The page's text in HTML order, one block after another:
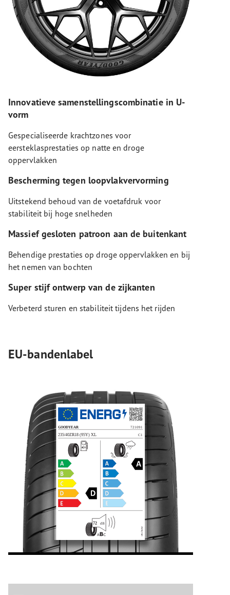
Innovatieve samenstellingscombinatie in U-
vorm
Gespecialiseerde krachtzones voor
eersteklasprestaties op natte en droge
oppervlakken
Bescherming tegen loopvlakvervorming
Uitstekend behoud van de voetafdruk voor
stabiliteit bij hoge snelheden
Massief gesloten patroon aan de buitenkant
Behendige prestaties op droge oppervlakken en bij
het nemen van bochten
Super stijf ontwerp van de zijkanten
Verbeterd sturen en stabiliteit tijdens het rijden
EU-bandenlabel